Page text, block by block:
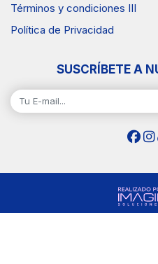
Términos y condiciones III
Política de Privacidad
SUSCRÍBETE A